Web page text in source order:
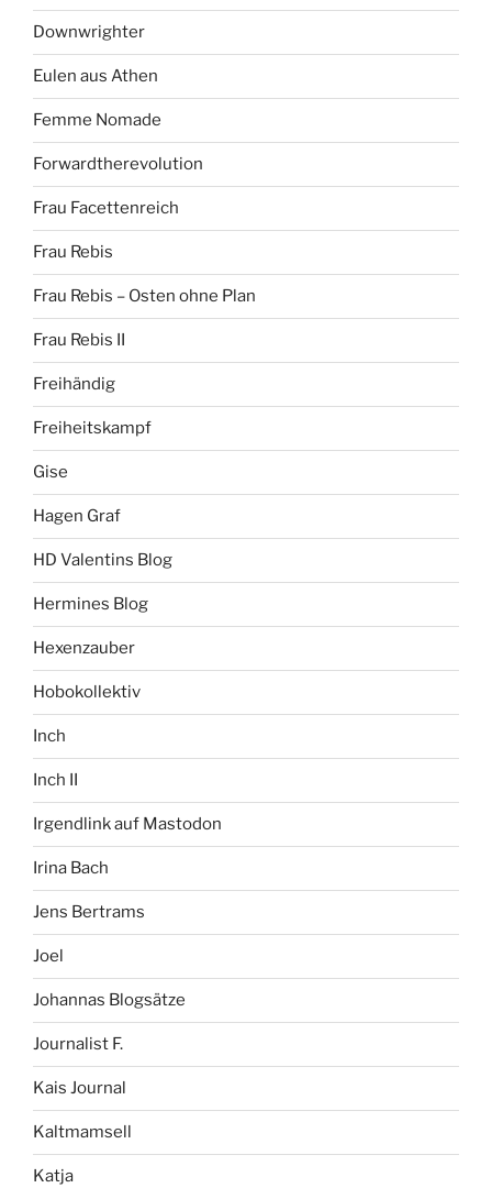
Downwrighter
Eulen aus Athen
Femme Nomade
Forwardtherevolution
Frau Facettenreich
Frau Rebis
Frau Rebis – Osten ohne Plan
Frau Rebis II
Freihändig
Freiheitskampf
Gise
Hagen Graf
HD Valentins Blog
Hermines Blog
Hexenzauber
Hobokollektiv
Inch
Inch II
Irgendlink auf Mastodon
Irina Bach
Jens Bertrams
Joel
Johannas Blogsätze
Journalist F.
Kais Journal
Kaltmamsell
Katja